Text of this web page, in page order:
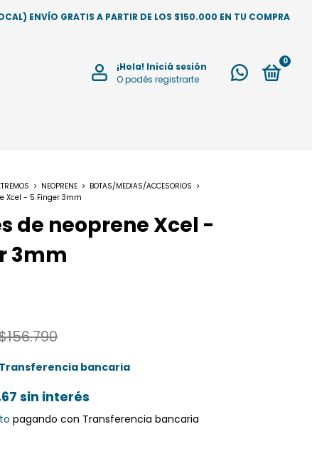
ENVÍO GRATIS A PARTIR DE LOS $150.000 EN TU COMPRA
¡Hola! Iniciá sesión
O podés registrarte
0
> NEOPRENE > BOTAS/MEDIAS/ACCESORIOS >
Xcel - 5 Finger 3mm
de neoprene Xcel -
3mm
Transferencia bancaria
sin interés
pagando con Transferencia bancaria